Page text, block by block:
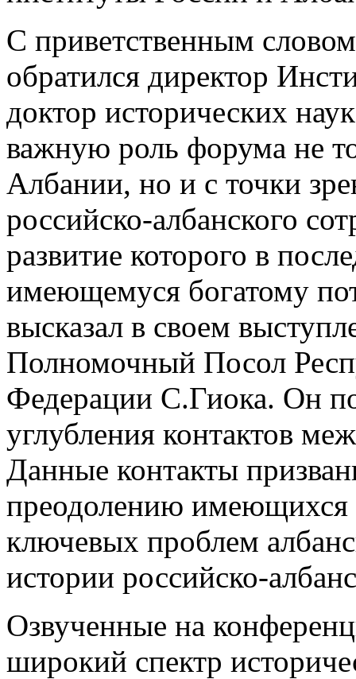
С приветственным
обратился директор
доктор исторических
важную роль форума не
Албании, но и с точки
российско-албанского
развитие которого в
имеющемуся богатому
высказал в своем
Полномочный Посол
Федерации С.Гиока. Он
углубления контактов
Данные контакты
преодолению имеющихся
ключевых проблем
истории российско-
Озвученные на
широкий спектр